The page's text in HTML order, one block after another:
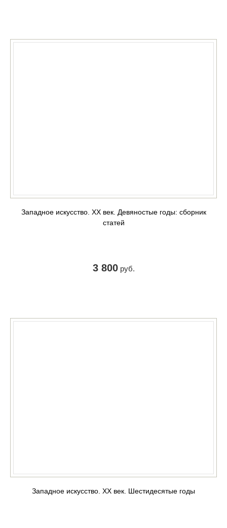
Западное искусство. ХХ век. Девяностые годы: сборник
статей
3 800руб.
Западное искусство. ХХ век. Шестидесятые годы